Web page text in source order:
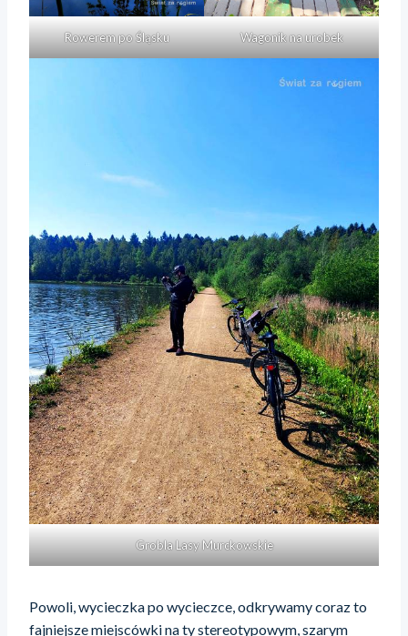
Rowerem po Śląsku Wagonik na urobek
Grobla Lasy Murckowskie
Powoli, wycieczka po wycieczce, odkrywamy coraz to
fajniejsze miejscówki na ty stereotypowym, szarym